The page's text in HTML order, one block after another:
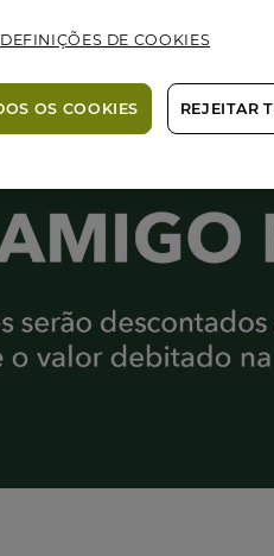
DEFINIÇÕES DE COOKIES
REJEITAR
OS COOKIES